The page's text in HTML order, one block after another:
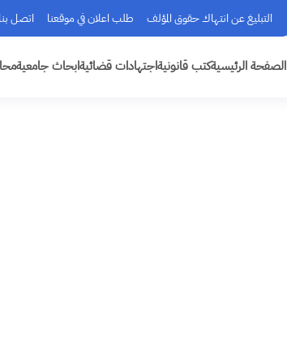
التبليغ عن انتهاك حقوق المؤلف طلب اعلان في موقعنا اتصل بنا
الصفحة الرئيسيةكتب قانونيةاجتهادات قضائيةابحاث جامعية